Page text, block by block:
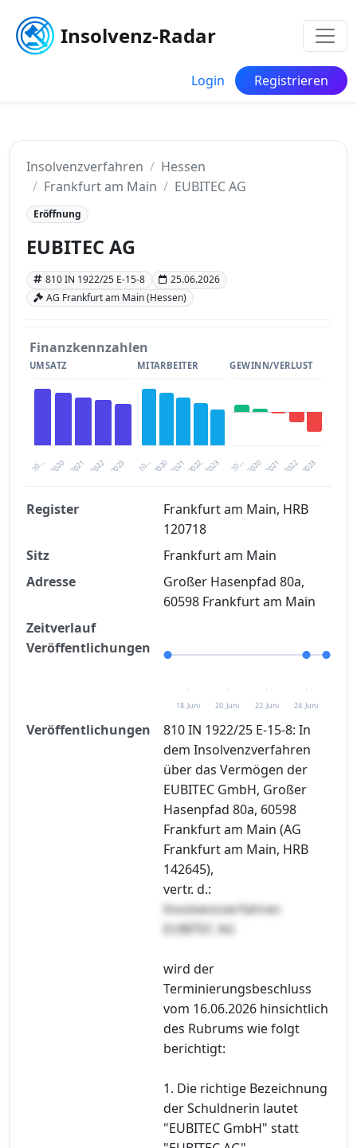
Insolvenz-Radar
Login Registrieren
Insolvenzverfahren
Hessen
Frankfurt am Main
EUBITEC AG
Eröffnung
EUBITEC AG
810 IN 1922/25 E-15-8
25.06.2026
AG Frankfurt am Main (Hessen)
Finanzkennzahlen
UMSATZ
20… 2021 2023
2020 2022
MITARBEITER
20… 2021 2023
2020 2022
GEWINN/VERLUST
20… 2021 2023
2020 2022
Finanzkennzahlen nach kostenloser
Registrierung verfügbar
Jetzt kostenlos registrieren
Register
Frankfurt am Main, HRB
120718
Sitz
Frankfurt am Main
Adresse
Großer Hasenpfad 80a,
60598 Frankfurt am Main
Zeitverlauf
Veröffentlichungen
18. Juni 20. Juni 22. Juni 24. Juni
Veröffentlichungen
810 IN 1922/25 E-15-8: In
dem Insolvenzverfahren
über das Vermögen der
EUBITEC GmbH, Großer
Hasenpfad 80a, 60598
Frankfurt am Main (AG
Frankfurt am Main, HRB
142645),
vertr. d.:
Insolvenzverfahren
EUBITEC AG
wird der
Terminierungsbeschluss
vom 16.06.2026 hinsichtlich
des Rubrums wie folgt
berichtigt:
1. Die richtige Bezeichnung
der Schuldnerin lautet
"EUBITEC GmbH" statt